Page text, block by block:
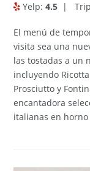
Yelp:4.5 |
El menú de
visita sea una
las tostadas a un
incluyendo
Prosciutto y
encantadora
italianas en horno